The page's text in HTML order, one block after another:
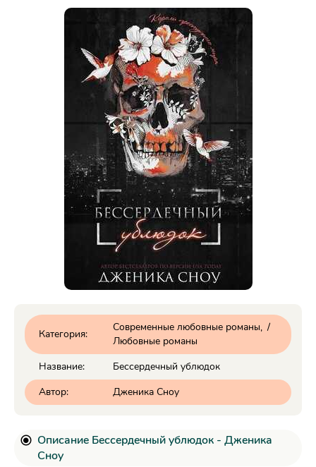
Категория:
Современные любовные романы /
Любовные романы
Название:
Бессердечный ублюдок
Автор:
Дженика Сноу
Описание Бессердечный ублюдок - Дженика
Сноу